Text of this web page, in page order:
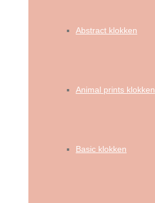
Abstract klokken
Animal prints klokken
Basic klokken